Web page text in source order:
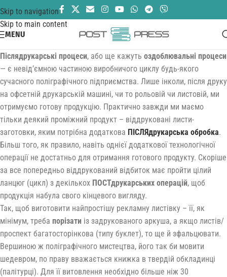
Skip to navigation
Skip to main content
MENU
Післядрукарські процеси, або ще кажуть оздоблювальні процеси
— є невід’ємною частиною виробничого циклу будь-якого
сучасного поліграфічного підприємства. Лише інколи, після друку
на офсетній друкарській машині, чи то рольовій чи листовій, ми
отримуємо готову продукцію. Практично завжди ми маємо
тільки деякий проміжний продукт – віддруковані листи-
заготовки, яким потрібна додаткова ПІСЛЯдрукарська обробка.
Більш того, як правило, навіть однієї додаткової технологічної
операції не достатньо для отримання готового продукту. Скоріше
за все попередньо віддрукований відбиток має пройти цілий
ланцюг (цикл) з декількох ПОСТдрукарських операцій, щоб
продукція набула свого кінцевого вигляду.
Так, щоб виготовити найпростішу рекламну листівку – її, як
мінімум, треба порізати із задрукованого аркуша, а якщо листів/
проспект багатосторінкова (типу буклет), то ще й зфальцювати.
Вершиною ж поліграфічного мистецтва, його так би мовити
шедевром, по праву вважається книжка в твердій обкладинці
(палітурці). Для її витовлення необхідно більше ніж 30